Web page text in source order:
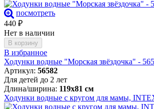
посмотреть
440 ₽
Нет в наличии
В корзину
В избранное
Ходунки водные "Морская звёздочка" -
Артикул: 56582
Для детей до 2 лет
Длина/ширина: 119х81 см
Ходунки водные с кругом для мамы,